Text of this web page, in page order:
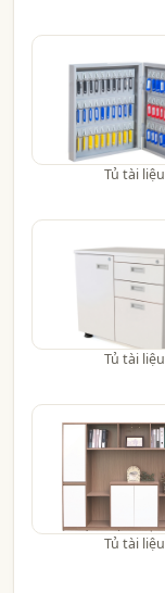
Tủ tài liệu
Tủ tài liệu
Tủ tài liệu